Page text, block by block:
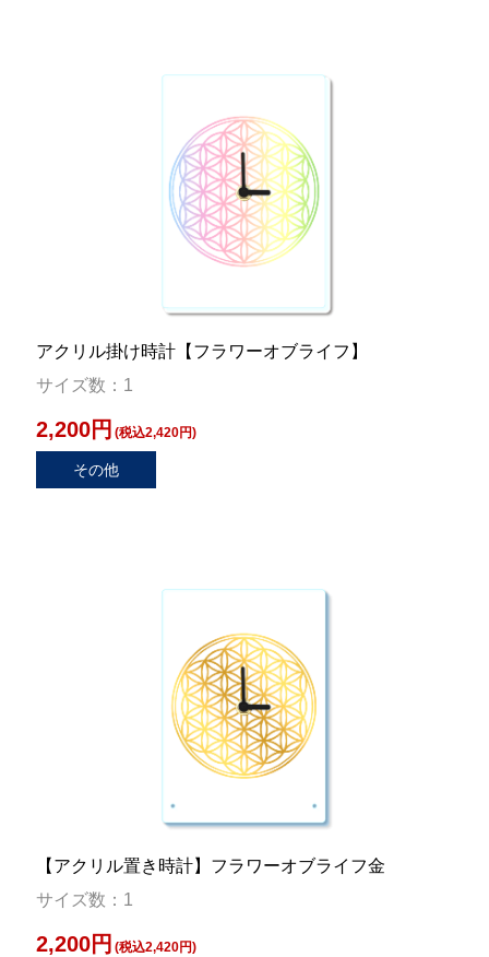
アクリル掛け時計【フラワーオブライフ】
サイズ数：1
2,200円 (税込2,420円)
その他
【アクリル置き時計】フラワーオブライフ金
サイズ数：1
2,200円 (税込2,420円)